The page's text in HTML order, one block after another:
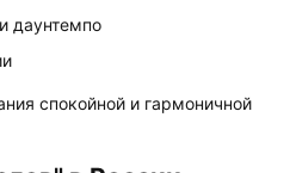
даунтемпо
спокойной и гармоничной